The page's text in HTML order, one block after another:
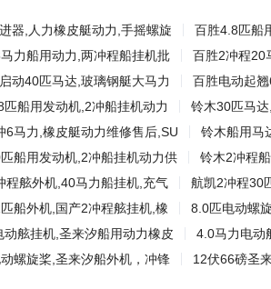
器,人力橡皮艇动力,手摇螺旋 百胜4.8匹船
力船用动力,两冲程船挂机批
百胜2冲程20
动40匹马达,玻璃钢艇大马力
百胜电动起
匹船用发动机,2冲船挂机动力
铃木30匹马
6马力,橡皮艇动力维修售后,SU
铃木船用马
船用发动机,2冲船挂机动力供
铃木2冲程
程舷外机,40马力船挂机,充气
航凯2冲程30
船外机,国产2冲程舷挂机,橡
8.0匹电动螺
动舷挂机,圣来汐船用动力橡皮
4.0马力电动
螺旋桨,圣来汐船外机，冲锋
12伏66磅圣